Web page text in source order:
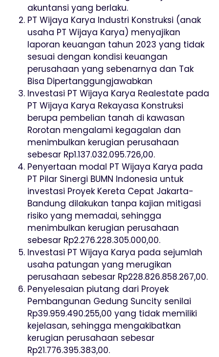
akuntansi yang berlaku.
PT Wijaya Karya Industri Konstruksi (anak
usaha PT Wijaya Karya) menyajikan
laporan keuangan tahun 2023 yang tidak
sesuai dengan kondisi keuangan
perusahaan yang sebenarnya dan Tak
Bisa Dipertanggungjawabkan
Investasi PT Wijaya Karya Realestate pada
PT Wijaya Karya Rekayasa Konstruksi
berupa pembelian tanah di kawasan
Rorotan mengalami kegagalan dan
menimbulkan kerugian perusahaan
sebesar Rp1.137.032.095.726,00.
Penyertaan modal PT Wijaya Karya pada
PT Pilar Sinergi BUMN Indonesia untuk
investasi Proyek Kereta Cepat Jakarta-
Bandung dilakukan tanpa kajian mitigasi
risiko yang memadai, sehingga
menimbulkan kerugian perusahaan
sebesar Rp2.276.228.305.000,00.
Investasi PT Wijaya Karya pada sejumlah
usaha patungan yang merugikan
perusahaan sebesar Rp228.826.858.267,00.
Penyelesaian piutang dari Proyek
Pembangunan Gedung Suncity senilai
Rp39.959.490.255,00 yang tidak memiliki
kejelasan, sehingga mengakibatkan
kerugian perusahaan sebesar
Rp21.776.395.383,00.